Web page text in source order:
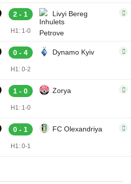
2 - 1 Livyi Bereg
H1: 1-0
0 - 4 Dynamo Kyiv
H1: 0-2
1 - 0 Zorya
H1: 1-0
0 - 1 FC Olexandriya
H1: 0-1